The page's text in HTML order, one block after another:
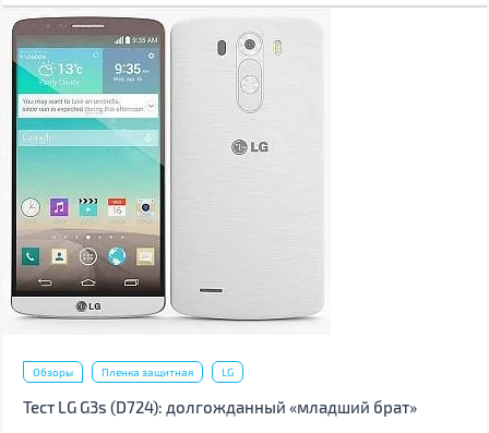
Обзоры Пленка защитная LG
Тест LG G3s (D724): долгожданный «младший брат»